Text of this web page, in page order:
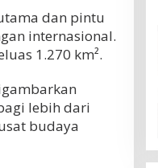
dan pintu
internasional.
1.270 km².
lebih dari
budaya